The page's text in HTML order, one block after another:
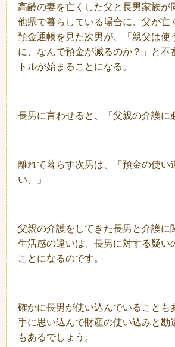
高齢の妻を亡くした父と長男家族が
他県で暮らしている場合に、父が亡
預金通帳を見た次男が、「親父は使
に、なんで預金が減るのか？」と不
トルが始まることになる。
長男に言わせると、「父親の介護に
離れて暮らす次男は、「預金の使い
い。」
父親の介護をしてきた長男と介護に
生活感の違いは、長男に対する疑い
ことになるのです。
確かに長男が使い込んでいることも
手に思い込んで財産の使い込みと勘
もあるでしょう。